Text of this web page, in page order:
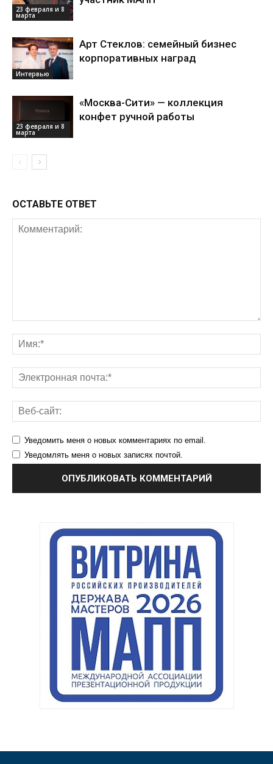
23 февраля и 8
марта
Интервью
Арт Стеклов: семейный бизнес
корпоративных наград
23 февраля и 8
марта
«Москва-Сити» — коллекция
конфет ручной работы
ОСТАВЬТЕ ОТВЕТ
Уведомить меня о новых комментариях по email.
Уведомлять меня о новых записях почтой.